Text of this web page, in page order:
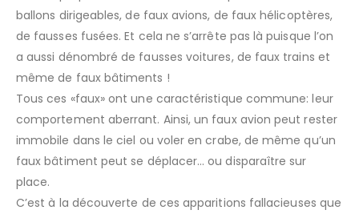
ballons dirigeables, de faux avions, de faux hélicoptères,
de fausses fusées. Et cela ne s’arrête pas là puisque l’on
a aussi dénombré de fausses voitures, de faux trains et
même de faux bâtiments !
Tous ces «faux» ont une caractéristique commune: leur
comportement aberrant. Ainsi, un faux avion peut rester
immobile dans le ciel ou voler en crabe, de même qu’un
faux bâtiment peut se déplacer… ou disparaître sur
place.
C’est à la découverte de ces apparitions fallacieuses que